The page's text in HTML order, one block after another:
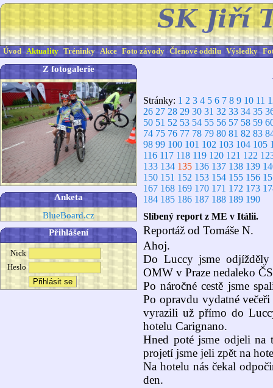
Úvod Aktuality Tréninky Akce Foto závody Členové oddílu Výsledky
Z fotogalerie
Anketa
BlueBoard.cz
Přihlášení
Nick
Heslo
Stránky: 1 2 3 4 5 6 7 8 9 10 11
26 27 28 29 30 31 32 33 34 35
50 51 52 53 54 55 56 57 58 59
74 75 76 77 78 79 80 81 82 83
98 99 100 101 102 103 104 105
116 117 118 119 120 121 122
133 134 135 136 137 138 139
150 151 152 153 154 155 156
167 168 169 170 171 172 173
184 185 186 187 188 189 190
Slíbený report z ME v Itálii.
Reportáž od Tomáše N.
Ahoj.
Do Luccy jsme
OMW v Praze nedaleko
Po náročné cestě jsme
Po opravdu vydatné
vyrazili už přímo do
hotelu Carignano.
Hned poté jsme odjeli na
projetí jsme jeli zpět na
Na hotelu nás čekal
den.